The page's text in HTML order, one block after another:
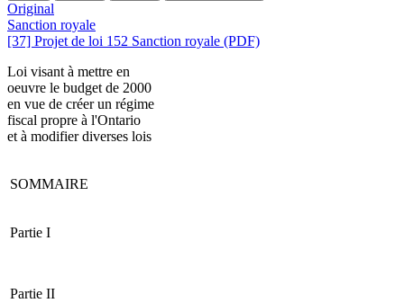
Original
Sanction royale
[37] Projet de loi 152 Sanction royale (PDF)
Loi visant à mettre en
oeuvre le budget de 2000
en vue de créer un régime
fiscal propre à l'Ontario
et à modifier diverses lois
SOMMAIRE
Partie I
Partie II